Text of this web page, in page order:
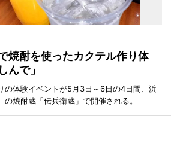
焼酎を使ったカクテル作り体
で」
の体験イベントが5月3日～6日の4日間、浜
焼酎蔵「伝兵衛蔵」で開催される。